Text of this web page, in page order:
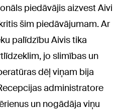
piedāvājis aizvest Aivi
šim piedāvājumam. Ar
palīdzību Aivis tika
jo slimības un
dēļ viņam bija
administratore
un nogādāja viņu